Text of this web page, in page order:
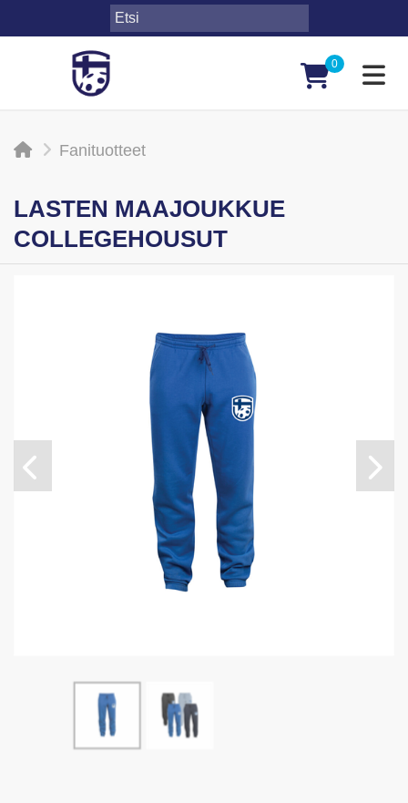
0
Fanituotteet
LASTEN MAAJOUKKUE
COLLEGEHOUSUT